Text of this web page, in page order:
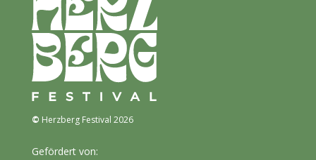
© Herzberg Festival 2026
Gefördert von: